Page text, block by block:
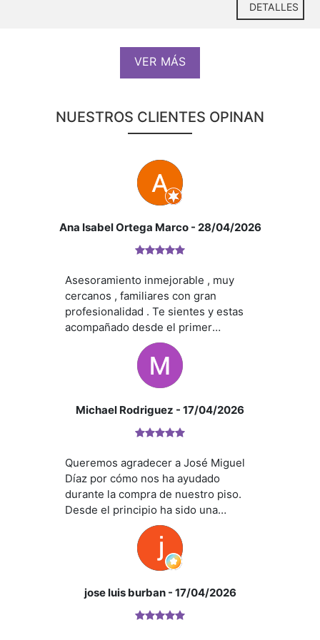
* En nuestra agencia contamos con el distintivo de
Agentes de Intermediación Inmobiliaria de la
Comunitat Valenciana (Número de registro RAICV
¿Qué te ofrecemos en nuestra agencia?
DETALLES
VER MÁS
NUESTROS CLIENTES OPINAN
Ana Isabel Ortega Marco - 28/04/2026
Asesoramiento inmejorable , muy
cercanos , familiares con gran
profesionalidad . Te sientes y estas
acompañado desde el primer
momento hasta el final. Juan Carlos
es una gran persona ,mil abrazos .
Michael Rodriguez - 17/04/2026
Queremos agradecer a José Miguel
Díaz por cómo nos ha ayudado
durante la compra de nuestro piso.
Desde el principio ha sido una
persona muy cercana, muy atenta y
siempre dispuesto a ayudarnos en
todo lo que necesitábamos. Nos ha
explicado todo de forma muy clara,
ha respondido rápido cada vez que le
momento nos hemos sentido
jose luis burban - 17/04/2026